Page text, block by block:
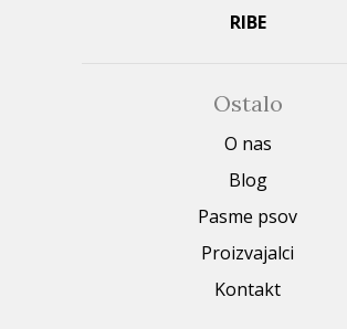
RIBE
Ostalo
O nas
Blog
Pasme psov
Proizvajalci
Kontakt